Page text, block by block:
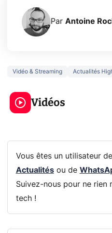
Par Antoine
Vidéo & Streaming Actualités
Vidéos
5 générations de
jeux dans la
prochaine Xbox !
Vous êtes un utilisateur de
Actualitésou de
Suivez-nous pour ne rien
tech !